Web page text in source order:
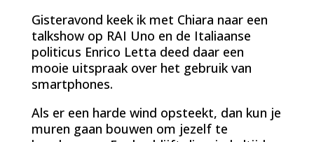
Gisteravond keek ik met Chiara naar een
talkshow op RAI Uno en de Italiaanse
politicus Enrico Letta deed daar een
mooie uitspraak over het gebruik van
smartphones.
Als er een harde wind opsteekt, dan kun je
muren gaan bouwen om jezelf te